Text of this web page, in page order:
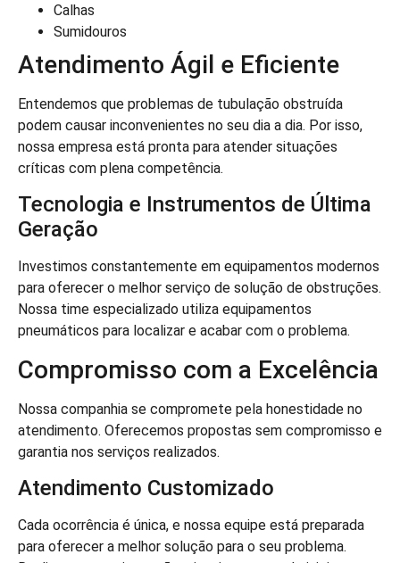
Calhas
Sumidouros
Atendimento Ágil e Eficiente
Entendemos que problemas de tubulação obstruída
podem causar inconvenientes no seu dia a dia. Por isso,
nossa empresa está pronta para atender situações
críticas com plena competência.
Tecnologia e Instrumentos de Última
Geração
Investimos constantemente em equipamentos modernos
para oferecer o melhor serviço de solução de obstruções.
Nossa time especializado utiliza equipamentos
pneumáticos para localizar e acabar com o problema.
Compromisso com a Excelência
Nossa companhia se compromete pela honestidade no
atendimento. Oferecemos propostas sem compromisso e
garantia nos serviços realizados.
Atendimento Customizado
Cada ocorrência é única, e nossa equipe está preparada
para oferecer a melhor solução para o seu problema.